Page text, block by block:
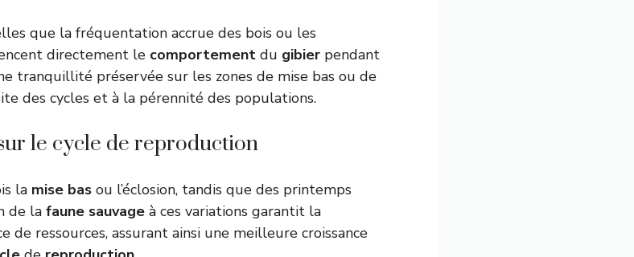
que la fréquentation accrue des bois ou les
directement le comportement du gibier pendant
tranquillité préservée sur les zones de mise bas ou de
des cycles et à la pérennité des populations.
le cycle de reproduction
la mise bas ou l’éclosion, tandis que des printemps
de la faune sauvage à ces variations garantit la
de ressources, assurant ainsi une meilleure croissance